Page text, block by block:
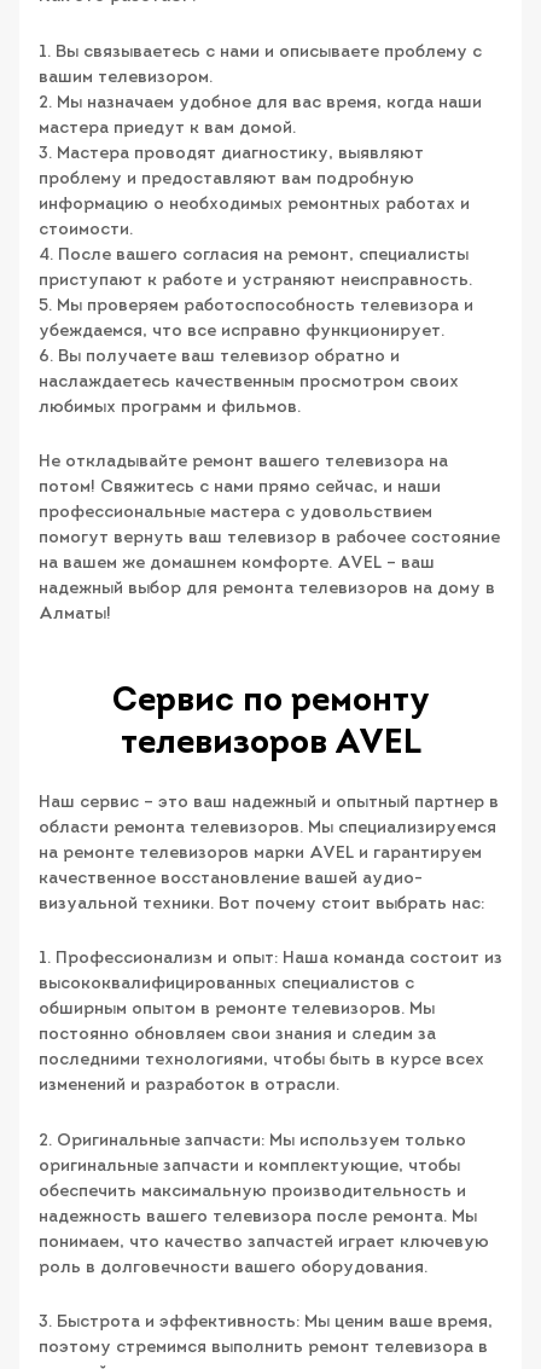
1. Вы связываетесь с нами и описываете проблему с
вашим телевизором.
2. Мы назначаем удобное для вас время, когда наши
мастера приедут к вам домой.
3. Мастера проводят диагностику, выявляют
проблему и предоставляют вам подробную
информацию о необходимых ремонтных работах и
стоимости.
4. После вашего согласия на ремонт, специалисты
приступают к работе и устраняют неисправность.
5. Мы проверяем работоспособность телевизора и
убеждаемся, что все исправно функционирует.
6. Вы получаете ваш телевизор обратно и
наслаждаетесь качественным просмотром своих
любимых программ и фильмов.
Не откладывайте ремонт вашего телевизора на
потом! Свяжитесь с нами прямо сейчас, и наши
профессиональные мастера с удовольствием
помогут вернуть ваш телевизор в рабочее состояние
на вашем же домашнем комфорте. AVEL – ваш
надежный выбор для ремонта телевизоров на дому в
Алматы!
Сервис по ремонту
телевизоров AVEL
Наш сервис – это ваш надежный и опытный партнер в
области ремонта телевизоров. Мы специализируемся
на ремонте телевизоров марки AVEL и гарантируем
качественное восстановление вашей аудио-
визуальной техники. Вот почему стоит выбрать нас:
1. Профессионализм и опыт: Наша команда состоит из
высококвалифицированных специалистов с
обширным опытом в ремонте телевизоров. Мы
постоянно обновляем свои знания и следим за
последними технологиями, чтобы быть в курсе всех
изменений и разработок в отрасли.
2. Оригинальные запчасти: Мы используем только
оригинальные запчасти и комплектующие, чтобы
обеспечить максимальную производительность и
надежность вашего телевизора после ремонта. Мы
понимаем, что качество запчастей играет ключевую
роль в долговечности вашего оборудования.
3. Быстрота и эффективность: Мы ценим ваше время,
поэтому стремимся выполнить ремонт телевизора в